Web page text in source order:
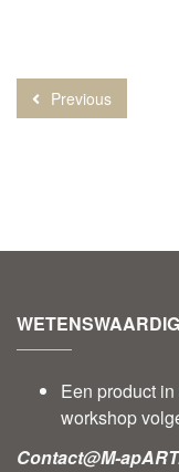
Previous
Een product
workshop
Contact@M-